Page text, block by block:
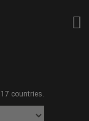
countries.